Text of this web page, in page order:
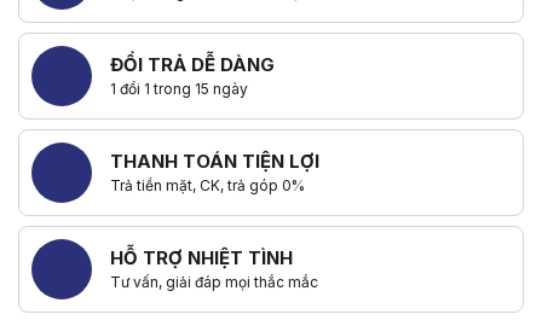
ĐỔI TRẢ DỄ DÀNG
1 đổi 1 trong 15 ngày
THANH TOÁN TIỆN LỢI
Trả tiền mặt, CK, trả góp 0%
HỖ TRỢ NHIỆT TÌNH
Tư vấn, giải đáp mọi thắc mắc